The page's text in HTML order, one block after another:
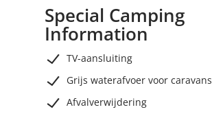
Special Camping
Information
TV-aansluiting
Grijs waterafvoer voor caravans
Afvalverwijdering